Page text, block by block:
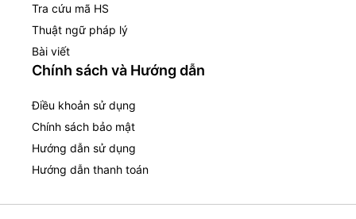
Tra cứu mã HS
Thuật ngữ pháp lý
Bài viết
Chính sách và Hướng dẫn
Điều khoản sử dụng
Chính sách bảo mật
Hướng dẫn sử dụng
Hướng dẫn thanh toán